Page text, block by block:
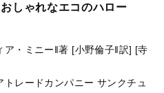
しゃれなエコのハロー
ア・ミニー‖著 [小野倫子‖訳] [寺
トレードカンパニー サンクチュ